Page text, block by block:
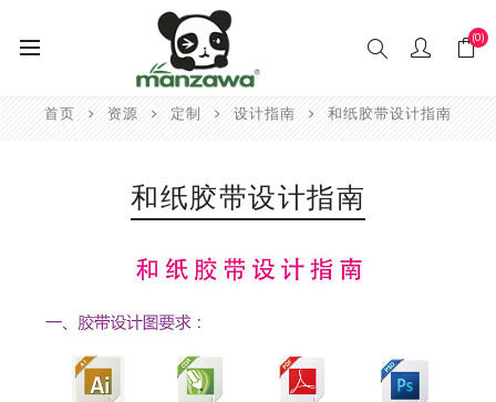
(0)
首页 资源 定制 设计指南 和纸胶带设计指南
和纸胶带设计指南